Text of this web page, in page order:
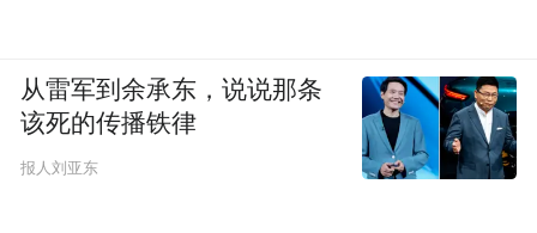
从雷军到余承东，说说那条
该死的传播铁律
报人刘亚东